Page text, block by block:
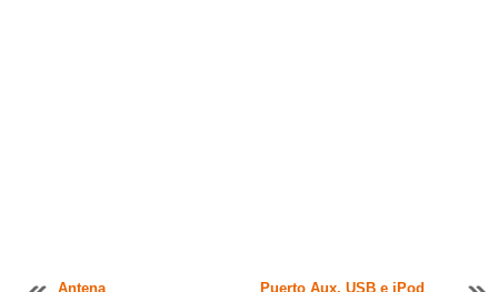
Antena
Puerto Aux, USB e iPod